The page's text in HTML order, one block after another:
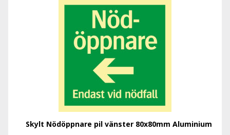
Skylt Nödöppnare pil vänster 80x80mm Aluminium